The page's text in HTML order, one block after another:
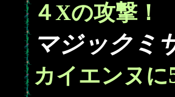
４Xの攻撃！
マジックミ
カイエンヌに